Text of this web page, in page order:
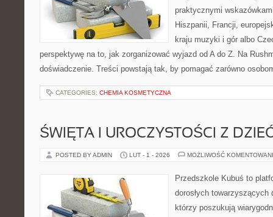
praktycznymi
Hiszpanii, Francji,
kraju muzyki i gór albo
perspektywę na to, jak zorganizować wyjazd od A do Z. Na
doświadczenie. Treści powstają tak, by pomagać zarówno
CATEGORIES: CHEMIA KOSMETYCZNA
ŚWIĘTA I UROCZYSTOŚCI Z
POSTED BY ADMIN LUT - 1 - 2026 MOŻLIWOŚĆ
Przedszkole Kubuś to
dorosłych
którzy poszukują